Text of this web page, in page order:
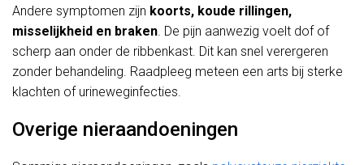
Andere symptomen zijn koorts, koude rillingen,
misselijkheid en braken. De pijn aanwezig voelt dof of
scherp aan onder de ribbenkast. Dit kan snel verergeren
zonder behandeling. Raadpleeg meteen een arts bij sterke
klachten of urineweginfecties.
Overige nieraandoeningen